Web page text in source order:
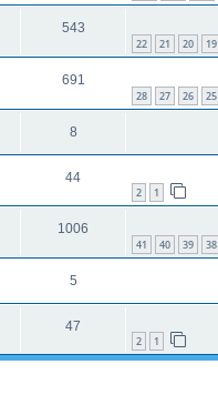
19
20
21
22
543
25
26
27
28
691
8
1
2
44
38
39
40
41
1006
5
1
2
47